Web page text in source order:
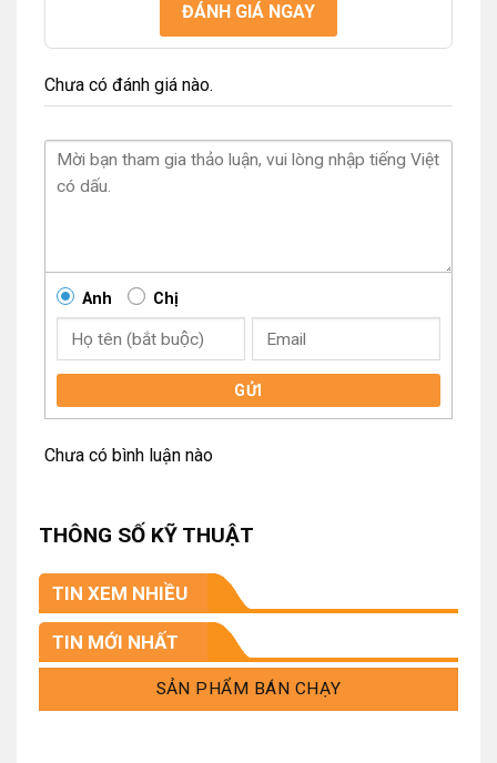
ĐÁNH GIÁ NGAY
Chưa có đánh giá nào.
Anh Chị
GỬI
Chưa có bình luận nào
THÔNG SỐ KỸ THUẬT
TIN XEM NHIỀU
TIN MỚI NHẤT
SẢN PHẨM BÁN CHẠY